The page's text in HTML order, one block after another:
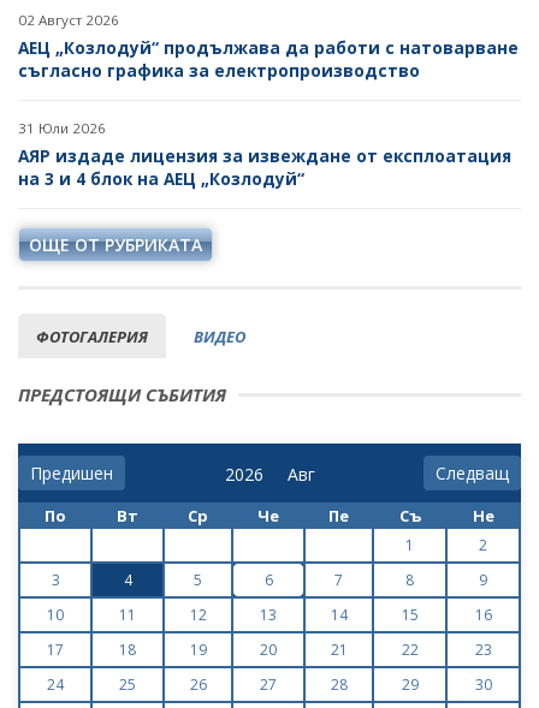
02 Август 2026
АЕЦ „Козлодуй“ продължава да работи с натоварване
съгласно графика за електропроизводство
31 Юли 2026
АЯР издаде лицензия за извеждане от експлоатация
на 3 и 4 блок на АЕЦ „Козлодуй“
ОЩЕ ОТ РУБРИКАТА
ФОТОГАЛЕРИЯ ВИДЕО
ПРЕДСТОЯЩИ СЪБИТИЯ
Предишен Следващ
По Вт Ср Че Пе Съ Не
1
2
3
4 5 6 7 8
9
10
11 12 13 14 15
16
17
18 19 20 21 22
23
24
25 26 27 28 29
30